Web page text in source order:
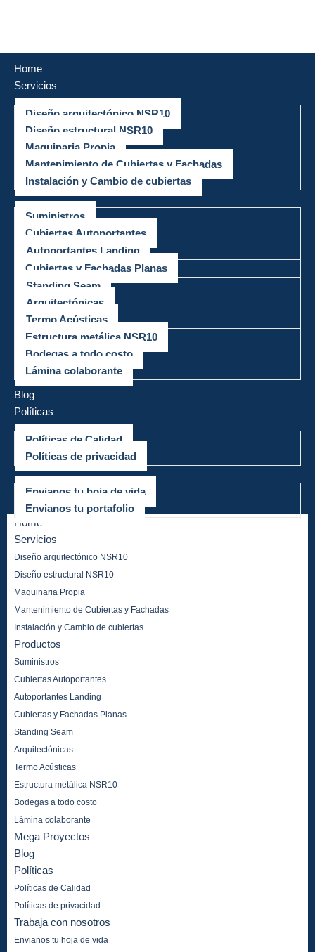
al
contenido
Home
Servicios
Diseño arquitectónico NSR10
Diseño estructural NSR10
Maquinaria Propia
Mantenimiento de Cubiertas y Fachadas
Instalación y Cambio de cubiertas
Productos
Suministros
Cubiertas Autoportantes
Autoportantes Landing
Cubiertas y Fachadas Planas
Standing Seam
Arquitectónicas
Termo Acústicas
Estructura metálica NSR10
Bodegas a todo costo
Lámina colaborante
Mega Proyectos
Blog
Políticas
Políticas de Calidad
Políticas de privacidad
Trabaja con nosotros
Envianos tu hoja de vida
Envianos tu portafolio
Home
Servicios
Diseño arquitectónico NSR10
Diseño estructural NSR10
Maquinaria Propia
Mantenimiento de Cubiertas y Fachadas
Instalación y Cambio de cubiertas
Productos
Suministros
Cubiertas Autoportantes
Autoportantes Landing
Cubiertas y Fachadas Planas
Standing Seam
Arquitectónicas
Termo Acústicas
Estructura metálica NSR10
Bodegas a todo costo
Lámina colaborante
Mega Proyectos
Blog
Políticas
Políticas de Calidad
Políticas de privacidad
Trabaja con nosotros
Envianos tu hoja de vida